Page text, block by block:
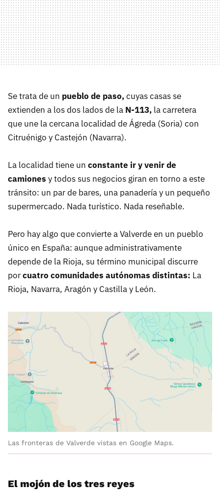
Se trata de un pueblo de paso,cuyas casas se
extienden a los dos lados de la N-113, la carretera
que une la cercana localidad de Ágreda (Soria) con
Citruénigo y Castejón (Navarra).
La localidad tiene un constante ir y venir de
camiones y todos sus negocios giran en torno a este
tránsito: un par de bares, una panadería y un pequeño
supermercado. Nada turístico. Nada reseñable.
Pero hay algo que convierte a Valverde en un pueblo
único en España: aunque administrativamente
depende de la Rioja, su término municipal discurre
porcuatro comunidades autónomas distintas: La
Rioja, Navarra, Aragón y Castilla y León.
Las fronteras de Valverde vistas en Google Maps.
El mojón de los tres reyes